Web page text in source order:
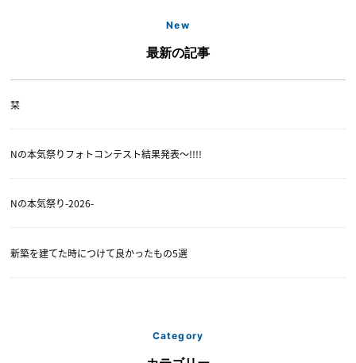
New
最新の記事
栞
Nの本気祭りフォトコンテスト結果発表〜!!!!
Nの本気祭り-2026-
新築を建てた時につけて良かったもの5選
Category